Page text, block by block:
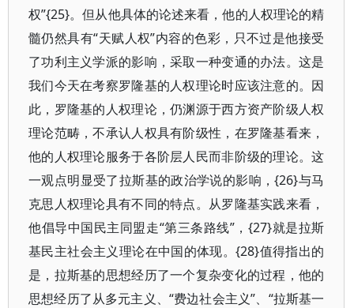
权”{25}。但从他具体的论述来看，他的人权理论的精
髓仍然具有“天赋人权”内容的色彩，只不过是他接受
了功利主义学派的影响，采取一种变通的办法。这是
我们今天在考察罗隆基的人权理论时应该注意的。因
此，罗隆基的人权理论，仍渊源于西方资产阶级人权
理论范畴，不承认人权具有阶级性，在罗隆基看来，
他的人权理论服务于各阶层人民而非阶级的理论。这
一观点明显受了拉斯基的政治学说的影响，{26}与马
克思人权理论具有不同的特点。从罗隆基实践来看，
他倡导中国民主同盟走“第三条路线”，{27}就是拉斯
基民主社会主义理论在中国的体现。{28}值得指出的
是，拉斯基的思想经历了一个复杂变化的过程，他的
思想经历了从多元主义、“费边社会主义”、“拉斯基一